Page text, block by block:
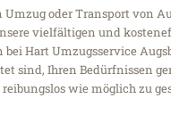
Umzug oder Transport von
vielfältigen und
Hart Umzugsservice
sind, Ihren Bedürfnissen
reibungslos wie möglich zu